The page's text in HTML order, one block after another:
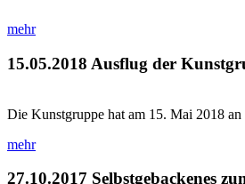
mehr
15.05.2018 Ausflug der
Die Kunstgruppe hat am 15. Mai 2018
mehr
27.10.2017 Selbstgebackenes